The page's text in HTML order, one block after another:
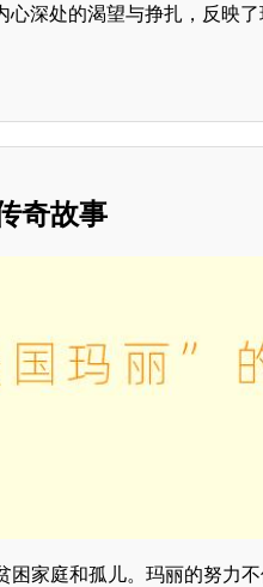
心深处的渴望与挣扎，反映
奇故事
困家庭和孤儿。玛丽的努力